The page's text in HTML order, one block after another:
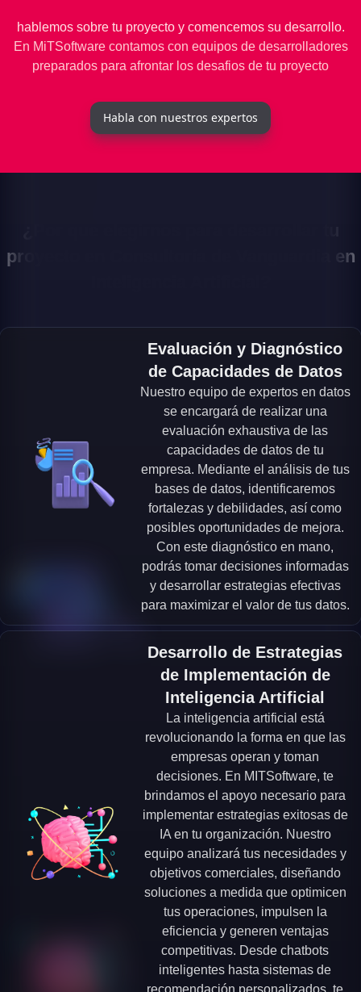
hablemos sobre tu proyecto y comencemos su desarrollo.
En MiTSoftware contamos con equipos de desarrolladores
preparados para afrontar los desafios de tu proyecto
Habla con nuestros expertos
proyecto en Consultoría de Vanguardia en
Evaluación y Diagnóstico
de Capacidades de Datos
Nuestro equipo de expertos en datos
se encargará de realizar una
evaluación exhaustiva de las
capacidades de datos de tu
empresa. Mediante el análisis de tus
bases de datos, identificaremos
fortalezas y debilidades, así como
posibles oportunidades de mejora.
Con este diagnóstico en mano,
podrás tomar decisiones informadas
y desarrollar estrategias efectivas
para maximizar el valor de tus datos.
Desarrollo de Estrategias
de Implementación de
Inteligencia Artificial
La inteligencia artificial está
revolucionando la forma en que las
empresas operan y toman
decisiones. En MITSoftware, te
brindamos el apoyo necesario para
implementar estrategias exitosas de
IA en tu organización. Nuestro
equipo analizará tus necesidades y
objetivos comerciales, diseñando
soluciones a medida que optimicen
tus operaciones, impulsen la
eficiencia y generen ventajas
competitivas. Desde chatbots
inteligentes hasta sistemas de
recomendación personalizados, te